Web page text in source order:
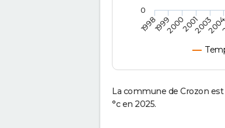
19981999200020012003
0
La commune de Crozon est
°c en 2025.